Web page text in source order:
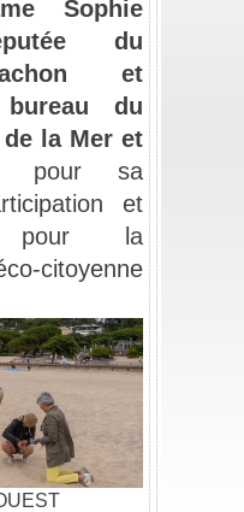
Sophie
du
et
du
la Mer et
pour sa
et
pour la
citoyenne